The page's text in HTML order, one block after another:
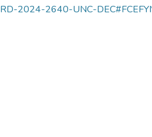
RD-2024-2640-UNC-